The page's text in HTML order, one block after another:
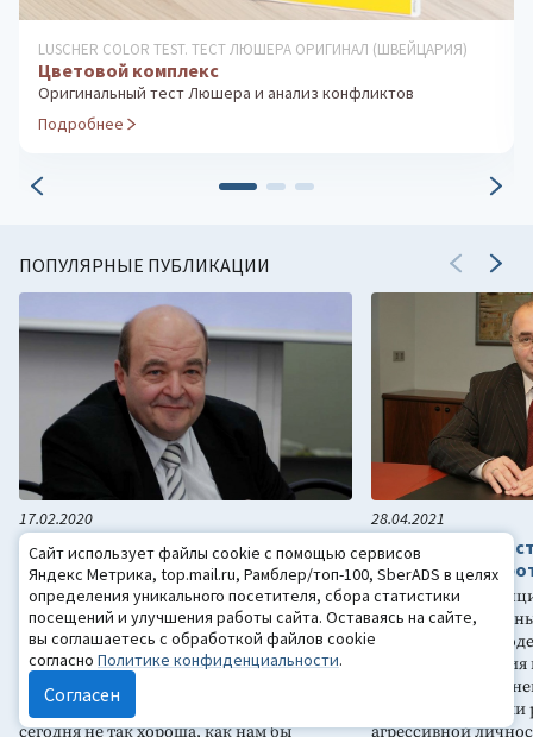
ПРОФОРИЕНТАЦИОННЫЕ СИСТЕМЫ
Методика «Ориентир». Групповое тестирование
Экспресс-диагностика профессиональных склонностей
Подробнее
ПОПУЛЯРНЫЕ ПУБЛИКАЦИИ
17.02.2020
Лекция профессора
В.М.Аллахвердова «Неизвестное
сознание»
«Я попробую, с одной стороны,
разрушить ваше представление о
скепсисе, потому что теория имеет
значение, но совсем не то, о котором
сегодня не так хороша, как нам бы
28.04.2021
Свобода:
негативизм,
«Важно
подростка к
возрастная
формирующийся
агрессивной
Сайт использует файлы cookie с помощью сервисов
Яндекс Метрика, top.mail.ru, Рамблер/топ-100, SberADS в целях
определения уникального посетителя, сбора статистики
посещений и улучшения работы сайта. Оставаясь на сайте,
вы соглашаетесь с обработкой файлов cookie
согласно Политике конфиденциальности.
Согласен